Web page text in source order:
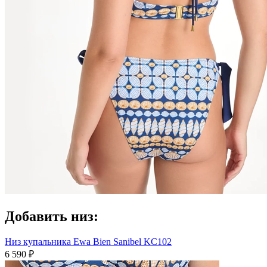
Добавить низ:
Низ купальника Ewa Bien Sanibel KC102
6 590 ₽